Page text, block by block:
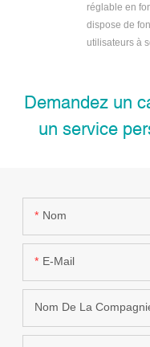
réglable en
dispose de
utilisateurs à
Demandez un
un service
Nom
E-Mail
Nom De La